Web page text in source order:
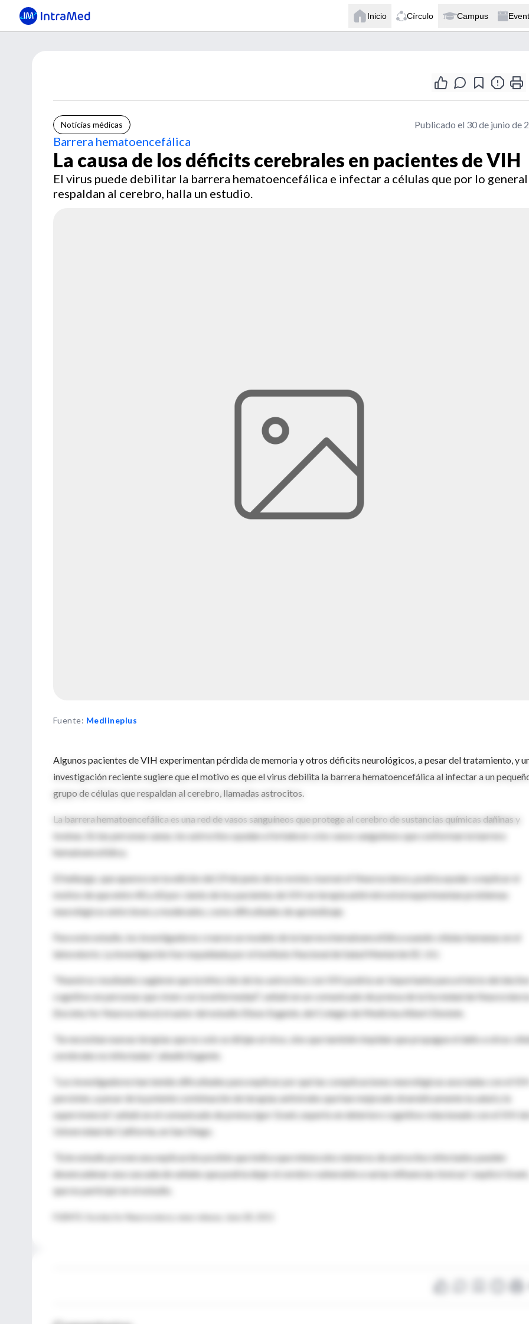
Inicio Círculo Campus
Noticias médicas Publicado el 30 de junio de
Barrera hematoencefálica
La causa de los déficits cerebrales en pacientes de VIH
El virus puede debilitar la barrera hematoencefálica e infectar a células que por lo general
respaldan al cerebro, halla un estudio.
Fuente: Medlineplus
Algunos pacientes de VIH experimentan pérdida de memoria y otros déficits neurológicos, a pesar del tratamiento, y
investigación reciente sugiere que el motivo es que el virus debilita la barrera hematoencefálica al infectar a un
grupo de células que respaldan al cerebro, llamadas astrocitos.
La barrera hematoencefálica es una red de vasos sanguíneos que protege al cerebro de sustancias químicas dañinas y
toxinas. En las personas sanas, los astrocitos ayudan a fortalecer a los vasos sanguíneos que conforman la barrera
hematoencefálica.
El hallazgo, que aparece en la edición del 29 de junio de la revista Journal of Neuroscience, podría ayudar a explicar el
motivo de que entre 40 y 60 por ciento de los pacientes de VIH en terapia antirretroviral experimentan problemas
neurológicos entre leves y moderados, como dificultades de aprendizaje.
Para este estudio, los investigadores crearon un modelo de la barrera hematoencefálica usando células humanas en el
laboratorio. La investigación fue respaldada por el Instituto Nacional de Salud Mental de EE. UU.
"Nuestros resultados sugieren que la infección de los astrocitos con VIH podría ser importante para el inicio del
cognitivo en personas que viven con la enfermedad", señaló en un comunicado de prensa de la Sociedad de
(Society for Neuroscience) el autor del estudio Eliseo Eugenin, del Colegio de Medicina Albert Einstein.
"Se necesitan nuevas terapias que no solo se dirijan al virus, sino que también impidan que propague el daño a otras
cerebrales no infectadas", añadió Eugenin.
"Los investigadores han tenido dificultades para explicar por qué las complicaciones neurológicas asociadas con el
persisten, a pesar de la potente combinación de terapias antivirales que han mejorado dramáticamente la salud y la
supervivencia", señaló en el comunicado de prensa Igor Grant, experto en deterioro cognitivo relacionado con el VIH
Universidad de California, en San Diego.
"Este estudio provee una explicación posible que indica que minúsculos números de astrocitos infectados pueden
desencadenar una cascada de señales que podría dejar el cerebro vulnerable a varias influencias tóxicas", explicó Grant,
que no participó en el estudio.